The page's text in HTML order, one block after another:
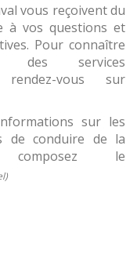
vous reçoivent du
à vos questions et
Pour connaître
des services
vous sur
sur les
de conduire de la
le